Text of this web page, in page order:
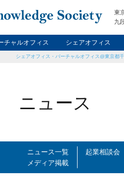
東
九
チャルオフィス シェアオフィス
シェアオフィス・バーチャルオフィス@東京都
ニュース
ニュース一覧 起業相談会
メディア掲載